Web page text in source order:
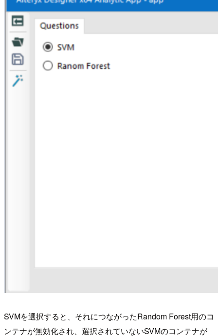
SVMを選択すると、それにつながったRandom Forest用のコ
ンテナが無効化され、選択されていないSVMのコンテナが